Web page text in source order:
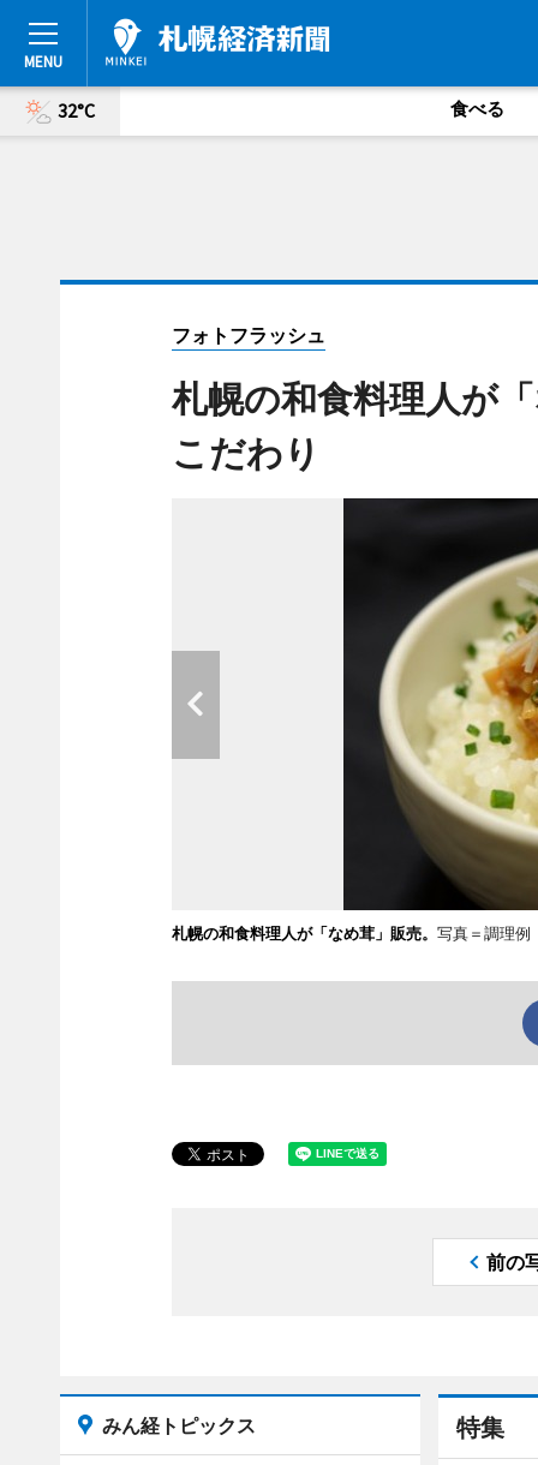
32°C 食べる
フォトフラッシュ
札幌の和食料理人が
こだわり
札幌の和食料理人が「なめ茸」販売。 写真＝調理例
前の
特集
みん経トピックス